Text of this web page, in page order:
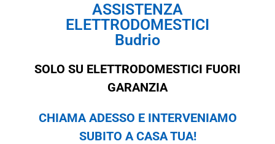
ASSISTENZA
ELETTRODOMESTICI
Budrio
SOLO SU ELETTRODOMESTICI FUORI
GARANZIA
CHIAMA ADESSO E INTERVENIAMO
SUBITO A CASA TUA!